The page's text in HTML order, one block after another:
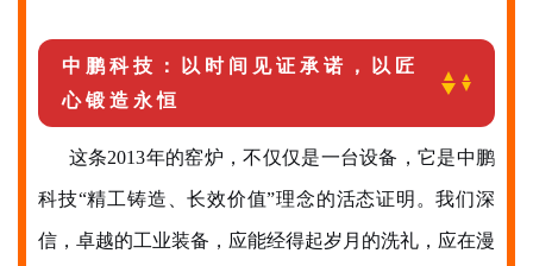
中鹏科技：以时间见证承诺，以匠
心锻造永恒
这条2013年的窑炉，不仅仅是一台设备，它是中鹏
科技“精工铸造、长效价值”理念的活态证明。我们深
信，卓越的工业装备，应能经得起岁月的洗礼，应在漫